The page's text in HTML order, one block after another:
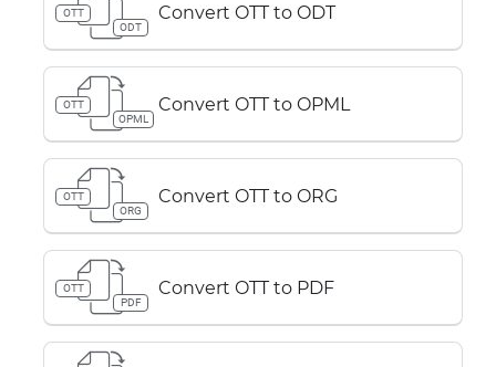
OTT
ODT
Convert OTT to ODT
OTT
OPML
Convert OTT to OPML
OTT
ORG
Convert OTT to ORG
OTT
PDF
Convert OTT to PDF